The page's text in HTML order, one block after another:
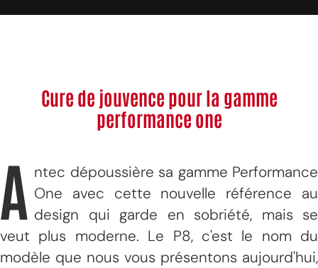
Cure de jouvence pour la gamme
performance one
A ntec dépoussière sa gamme Performance
One avec cette nouvelle référence au
design qui garde en sobriété, mais se
veut plus moderne. Le P8, c'est le nom du
modèle que nous vous présentons aujourd'hui,